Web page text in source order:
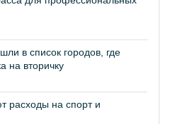
в список городов, где
на вторичку
расходы на спорт и